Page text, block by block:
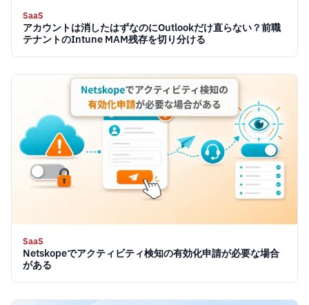
SaaS
アカウントは消したはずなのにOutlookだけ直らない？前職
テナントのIntune MAM残存を切り分ける
SaaS
Netskopeでアクティビティ検知の有効化申請が必要な場合
がある